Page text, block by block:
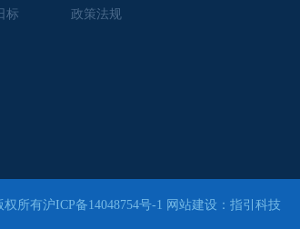
标 政策法规
权所有沪ICP备14048754号-1 网站建设：指引科技